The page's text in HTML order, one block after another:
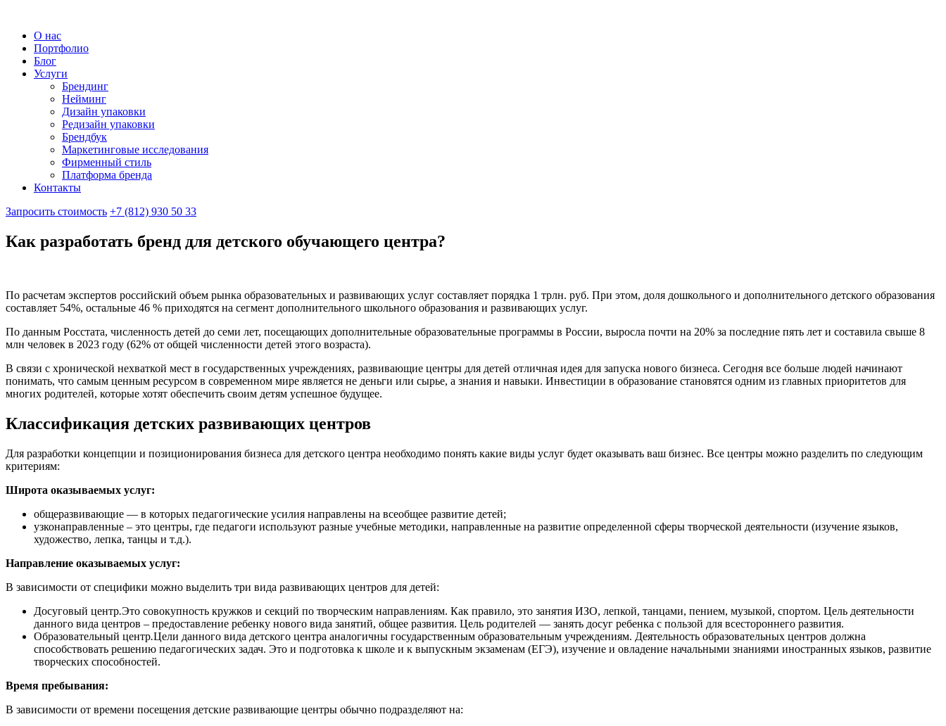
О нас
Портфолио
Блог
Услуги
Брендинг
Нейминг
Дизайн упаковки
Редизайн упаковки
Брендбук
Маркетинговые исследования
Фирменный стиль
Платформа бренда
Контакты
Запросить стоимость +7 (812) 930 50 33
Как разработать бренд для детского обучающего центра?
По расчетам экспертов российский объем рынка образовательных и развивающих услуг составляет порядка 1 трлн. руб. При этом, доля дошкольного и дополнительного детского образования
составляет 54%, остальные 46 % приходятся на сегмент дополнительного школьного образования и развивающих услуг.
По данным Росстата, численность детей до семи лет, посещающих дополнительные образовательные программы в России, выросла почти на 20% за последние пять лет и составила свыше 8
млн человек в 2023 году (62% от общей численности детей этого возраста).
В связи с хронической нехваткой мест в государственных учреждениях, развивающие центры для детей отличная идея для запуска нового бизнеса. Сегодня все больше людей начинают
понимать, что самым ценным ресурсом в современном мире является не деньги или сырье, а знания и навыки. Инвестиции в образование становятся одним из главных приоритетов для
многих родителей, которые хотят обеспечить своим детям успешное будущее.
Классификация детских развивающих центров
Для разработки концепции и позиционирования бизнеса для детского центра необходимо понять какие виды услуг будет оказывать ваш бизнес. Все центры можно разделить по следующим
критериям:
Широта оказываемых услуг:
общеразвивающие — в которых педагогические усилия направлены на всеобщее развитие детей;
узконаправленные – это центры, где педагоги используют разные учебные методики, направленные на развитие определенной сферы творческой деятельности (изучение языков,
художество, лепка, танцы и т.д.).
Направление оказываемых услуг:
В зависимости от специфики можно выделить три вида развивающих центров для детей:
Досуговый центр.Это совокупность кружков и секций по творческим направлениям. Как правило, это занятия ИЗО, лепкой, танцами, пением, музыкой, cпортом. Цель деятельности
данного вида центров – предоставление ребенку нового вида занятий, общее развития. Цель родителей — занять досуг ребенка с пользой для всестороннего развития.
Образовательный центр.Цели данного вида детского центра аналогичны государственным образовательным учреждениям. Деятельность образовательных центров должна
способствовать решению педагогических задач. Это и подготовка к школе и к выпускным экзаменам (ЕГЭ), изучение и овладение начальными знаниями иностранных языков, развитие
творческих способностей.
Время пребывания:
В зависимости от времени посещения детские развивающие центры обычно подразделяют на: